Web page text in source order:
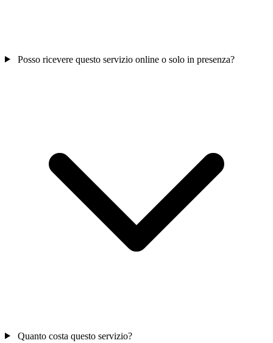
Posso ricevere questo servizio online o solo in presenza?
Quanto costa questo servizio?